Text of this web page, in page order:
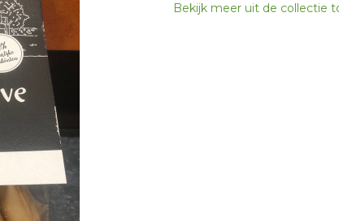
Bekijk meer uit de collectie